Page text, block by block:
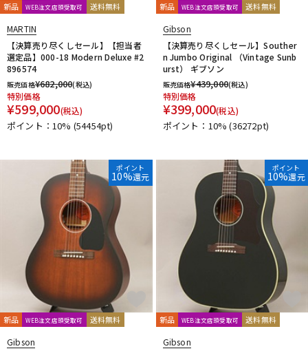
新品 WEB注文店頭受取可 送料無料
MARTIN
【決算売り尽くしセール】【担当者
選定品】000-18 Modern Deluxe #2
896574
販売価格¥682,000(税込)
特別価格
¥599,000(税込)
ポイント：10% (54454pt)
新品 WEB注文店頭受取可 送料無料
Gibson
【決算売り尽くしセール】Souther
n Jumbo Original （Vintage Sunb
urst） ギブソン
販売価格¥439,000(税込)
特別価格
¥399,000(税込)
ポイント：10%(36272pt)
ポイント
10%還元
新品 WEB注文店頭受取可 送料無料
Gibson
ポイント
10%還元
新品 WEB注文店頭受取可 送料無料
Gibson